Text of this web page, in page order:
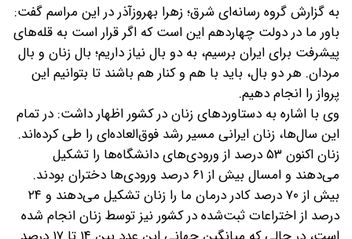
به گزارش گروه رسانه‌ای شرق؛ زهرا بهروزآذر در این مراسم گفت:
باور ما در دولت چهاردهم این است که اگر قرار است به قله‌های
پیشرفت برای ایران برسیم، به دو بال نیاز داریم؛ بال زنان و بال
مردان. هر دو بال، باید با هم و کنار هم باشند تا بتوانیم این
پرواز را انجام دهیم.
وی با اشاره به دستاوردهای زنان در کشور اظهار داشت: در تمام
این سال‌ها، زنان ایرانی مسیر رشد فوق‌العاده‌ای را طی کرده‌اند.
زنان اکنون ۵۳ درصد از ورودی‌های دانشگاه‌ها را تشکیل
می‌دهند و امسال بیش از ۶۱ درصد ورودی‌ها دختران بودند.
بیش از ۷۰ درصد کادر درمان ما را زنان تشکیل می‌دهند و ۲۴
درصد از اختراعات ثبت‌شده در کشور نیز توسط زنان انجام شده